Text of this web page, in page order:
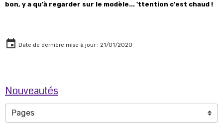
bon, y a qu'à regarder sur le modèle... 'ttention c'est chaud !
Date de dernière mise à jour : 21/01/2020
Nouveautés